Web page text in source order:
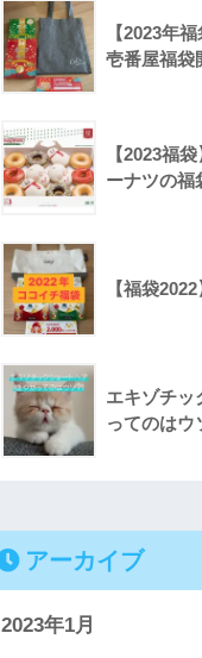
【2023年
壱番屋福袋
【2023福
ーナツの福
【福袋
エキゾチッ
ってのはウ
アーカイブ
2023年1月